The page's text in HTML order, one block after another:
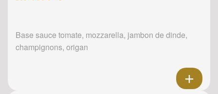
Base sauce tomate, mozzarella, jambon de dinde,
champignons, origan